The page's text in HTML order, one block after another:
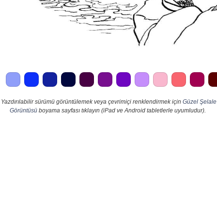
Yazdırılabilir sürümü görüntülemek veya çevrimiçi renklendirmek için Güzel Şelale
Görüntüsü boyama sayfası tıklayın (iPad ve Android tabletlerle uyumludur).